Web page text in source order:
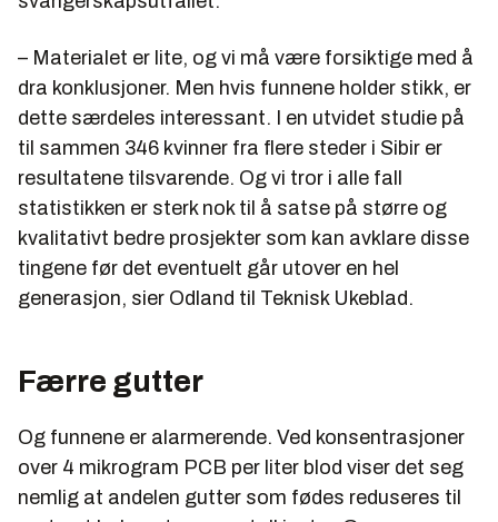
PCB i produkter, avfall, forurenset grunn og
Internasjonalt er PCB-bruk forbudt gjennom den
såkalte Stockholmskonvensjonen, og omfattes
– Materialet er lite, og vi må være forsiktige med å
dra konklusjoner. Men hvis funnene holder stikk, er
dette særdeles interessant. I en utvidet studie på
til sammen 346 kvinner fra flere steder i Sibir er
resultatene tilsvarende. Og vi tror i alle fall
statistikken er sterk nok til å satse på større og
kvalitativt bedre prosjekter som kan avklare disse
tingene før det eventuelt går utover en hel
generasjon, sier Odland til Teknisk Ukeblad.
Færre gutter
Og funnene er alarmerende. Ved konsentrasjoner
over 4 mikrogram PCB per liter blod viser det seg
nemlig at andelen gutter som fødes reduseres til